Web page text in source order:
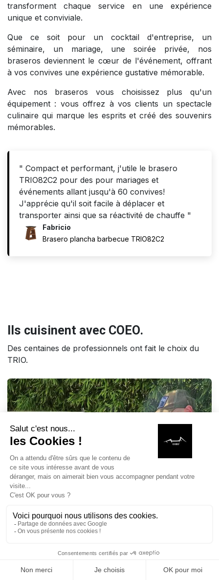
MAISON BOUTIQUE RECHERCHE LISTE DE SOUHAITS PANIER
transforment chaque service en une expérience
unique et conviviale.
Que ce soit pour un cocktail d'entreprise, un
séminaire, un mariage, une soirée privée, nos
braseros deviennent le cœur de l'événement, offrant
à vos convives une expérience gustative mémorable.
Avec nos braseros vous choisissez plus qu'un
équipement : vous offrez à vos clients un spectacle
culinaire qui marque les esprits et créé des souvenirs
mémorables.
" Compact et performant, j'utile le brasero
TRIO82C2 pour des pour mariages et
événements allant jusqu'à 60 convives!
J'apprécie qu'il soit facile à déplacer et
transporter ainsi que sa réactivité de chauffe "
Fabricio
Brasero plancha barbecue TRIO82C2
Ils cuisinent avec COEO.
Des centaines de professionnels ont fait le choix du
TRIO.